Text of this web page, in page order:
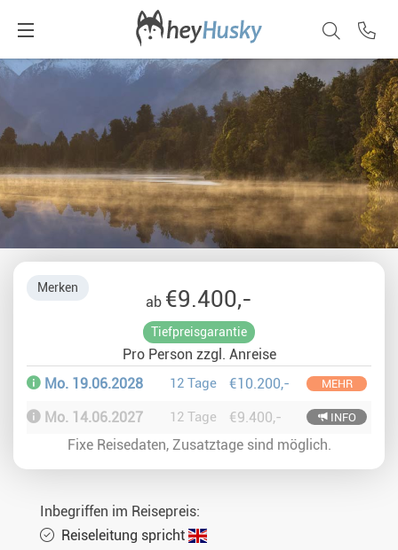
Merken
ab €9.400,-
Tiefpreisgarantie
Pro Person zzgl. Anreise
Mo. 19.06.2028
12 Tage €10.200,- MEHR
Mo. 14.06.2027 12 Tage €9.400,- INFO
Fixe Reisedaten, Zusatztage sind möglich.
Inbegriffen im Reisepreis:
Reiseleitung spricht